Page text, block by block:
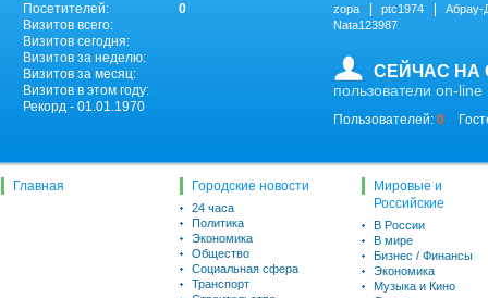
Посетителей:
0
Визитов всего:
Визитов сегодня:
Визитов за неделю:
Визитов за месяц:
Визитов в этом году:
Рекорд - 01.01.1970
zopa ptc1974
Абрау-
Nata123987
СЕЙЧАС НА
пользователи on-line
Пользователей: 0
Главная Городские новости
24 часа
Политика
Экономика
Общество
Социальная сфера
Транспорт
Мировые и
Российские
В России
В мире
Бизнес / Финансы
Экономика
Музыка и Кино